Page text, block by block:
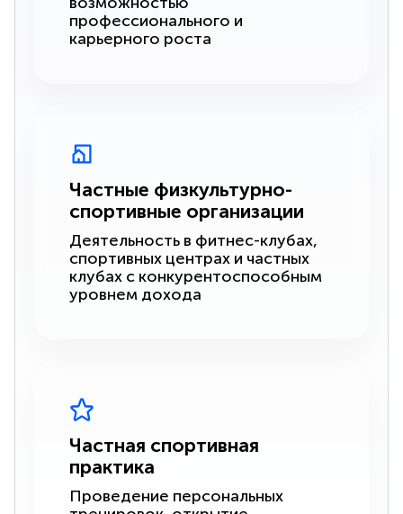
профессионального и
карьерного роста
Частные физкультурно-
спортивные организации
Деятельность в фитнес-клубах,
спортивных центрах и частных
клубах с конкурентоспособным
уровнем дохода
Частная спортивная
практика
Проведение персональных